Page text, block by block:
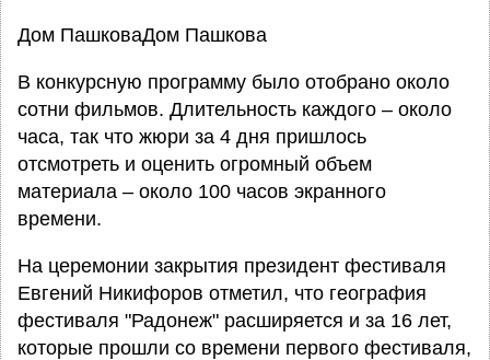
Дом ПашковаДом Пашкова
В конкурсную программу было отобрано около
сотни фильмов. Длительность каждого – около
часа, так что жюри за 4 дня пришлось
отсмотреть и оценить огромный объем
материала – около 100 часов экранного
времени.
На церемонии закрытия президент фестиваля
Евгений Никифоров отметил, что география
фестиваля "Радонеж" расширяется и за 16 лет,
которые прошли со времени первого фестиваля,